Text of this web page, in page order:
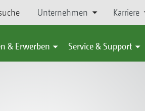
Unternehmen Karriere
& Erwerben Service & Support